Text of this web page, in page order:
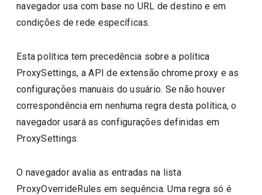
navegador usa com base no URL de destino e em
condições de rede específicas.
Esta política tem precedência sobre a política
ProxySettings, a API de extensão chrome.proxy e as
configurações manuais do usuário. Se não houver
correspondência em nenhuma regra desta política, o
navegador usará as configurações definidas em
ProxySettings.
O navegador avalia as entradas na lista
ProxyOverrideRules em sequência. Uma regra só é